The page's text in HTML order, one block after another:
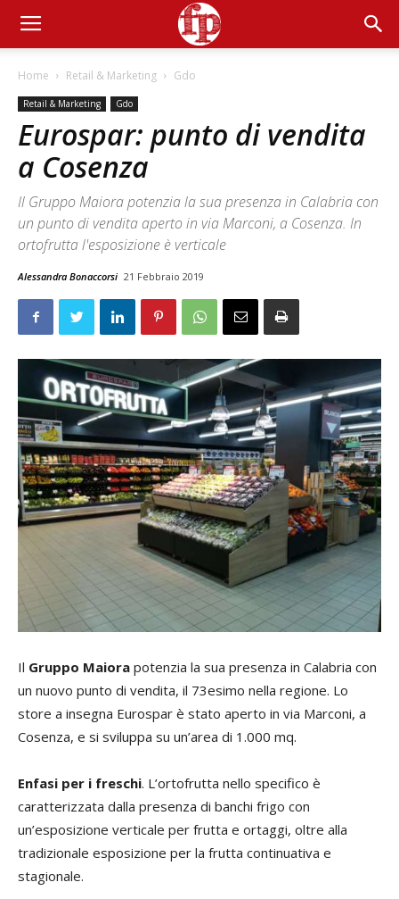
Home Retail & Marketing Gdo
Retail & Marketing Gdo
Eurospar: punto di vendita
a Cosenza
Il Gruppo Maiora potenzia la sua presenza in Calabria con
un punto di vendita aperto in via Marconi, a Cosenza. In
ortofrutta l'esposizione è verticale
Alessandra Bonaccorsi 21 Febbraio 2019
Il Gruppo Maiora potenzia la sua presenza in Calabria con
un nuovo punto di vendita, il 73esimo nella regione. Lo
store a insegna Eurospar è stato aperto in via Marconi, a
Cosenza, e si sviluppa su un’area di 1.000 mq.
Enfasi per i freschi. L’ortofrutta nello specifico è
caratterizzata dalla presenza di banchi frigo con
un’esposizione verticale per frutta e ortaggi, oltre alla
tradizionale esposizione per la frutta continuativa e
stagionale.